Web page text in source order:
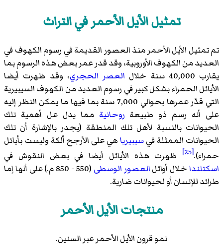
تمثيل الأيل الأحمر في التراث
تم تمثيل الأيل الأحمر منذ العصور القديمة في رسوم الكهوف في
العديد من الكهوف الأوروبية، وقد قدر عمر بعض هذه الرسوم بما
يقارب 40,000 سنة خلال
العصر الحجري، وقد ظهرت أيضا
الأيائل الحمراء بشكل كبير في رسوم العديد من الكهوف السيبيرية
التي قدّر عمرها بحوالي 7,000 سنة بما فيها ما يمكن النظر إليه
على أنه رسم ذو طبيعة روحانية مما يدل عل أهمية تلك
الحيوانات بالنسبة لأهل تلك المنطقة (يجدر بالإشارة أن تلك
الحيوانات الممثلة فيسيبيرياهي على الأرجح ألكة وليست بأيائل
حمراء).[25]
ظهرت هذه الأيائل أيضا في بعض النقوش في
اسكتلنداخلال أوائلالعصور الوسطى
(550 - 850 م.) على أنها إما
طرائد للإنسان أو لحيوانات ضارية.
منتجات الأيل الأحمر
نمو قرون الأيل الأحمر عبر السنين.